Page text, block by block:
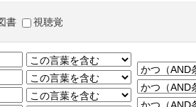
書 視聴覚